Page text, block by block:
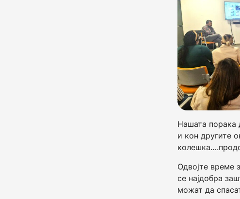
Нашата порака
и кон другите
Одвојте време
се најдобра
можат да